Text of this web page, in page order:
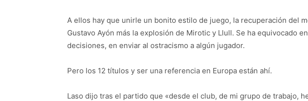
A ellos hay que unirle un bonito estilo de juego, la recuperación del
Gustavo Ayón más la explosión de Mirotic y Llull. Se ha equivocado
decisiones, en enviar al ostracismo a algún jugador.
Pero los 12 títulos y ser una referencia en Europa están ahí.
Laso dijo tras el partido que «desde el club, de mi grupo de trabajo,